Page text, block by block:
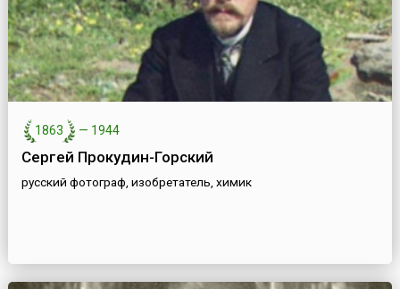
1863 — 1944
Сергей Прокудин-Горский
русский фотограф, изобретатель, химик